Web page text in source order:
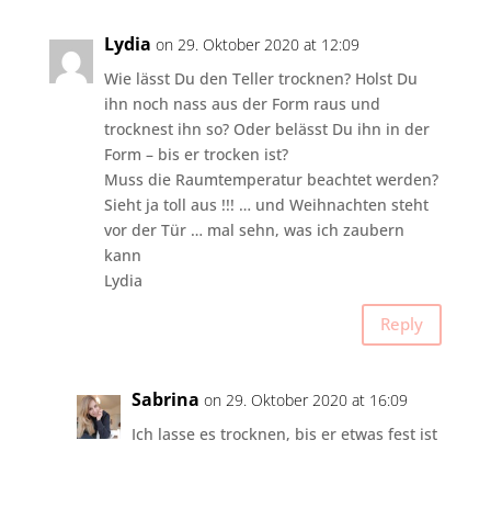
Lydia on 29. Oktober 2020 at 12:09
Wie lässt Du den Teller trocknen? Holst Du
ihn noch nass aus der Form raus und
trocknest ihn so? Oder belässt Du ihn in der
Form – bis er trocken ist?
Muss die Raumtemperatur beachtet werden?
Sieht ja toll aus !!! … und Weihnachten steht
vor der Tür … mal sehn, was ich zaubern
kann
Lydia
Reply
Sabrina on 29. Oktober 2020 at 16:09
Ich lasse es trocknen, bis er etwas fest ist